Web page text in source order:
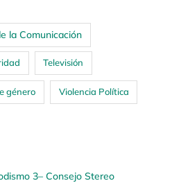
la Comunicación
Televisión
género Violencia Política
3– Consejo Stereo